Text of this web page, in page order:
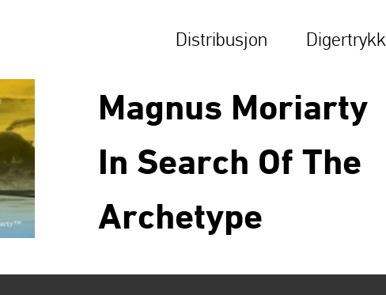
Distribusjon Digertrykk
Magnus Moriarty
In Search Of The
Archetype